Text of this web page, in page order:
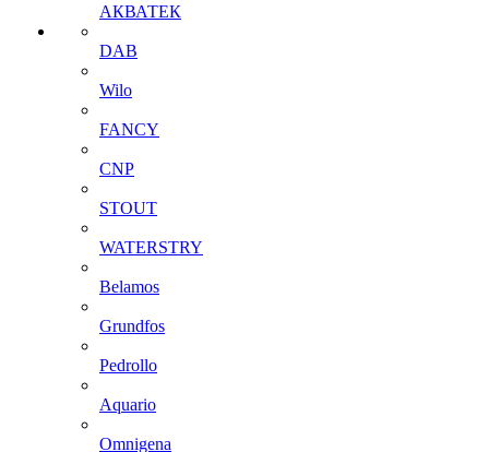
АКВАТЕК
DAB
Wilo
FANCY
CNP
STOUT
WATERSTRY
Belamos
Grundfos
Pedrollo
Aquario
Omnigena